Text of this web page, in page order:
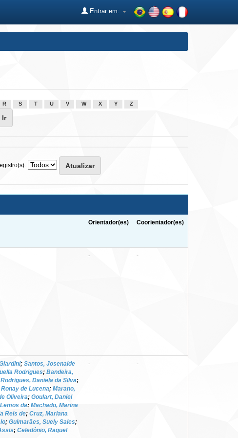
Entrar em:
R S T U V W X Y Z
Orientador(es) Coorientador(es)
- -
; Santos, Josenaide
Rodrigues; Bandeira,
Rodrigues, Daniela da Silva;
de Lucena; Marano,
Oliveira; Goulart, Daniel
da; Machado, Marina
Reis de; Cruz, Mariana
; Guimarães, Suely Sales;
; Celedônio, Raquel
- -